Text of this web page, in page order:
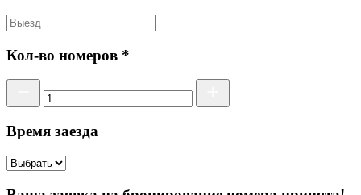
Кол-во номеров *
Время заезда